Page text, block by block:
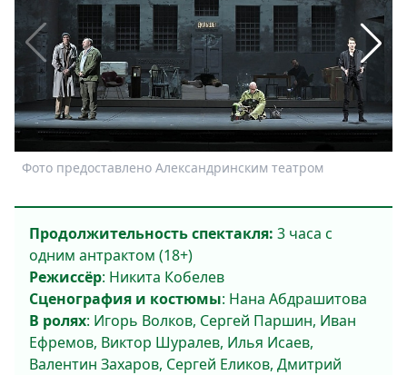
Стримы
Спецпроекты
Звезды
Выборы
2026
Скачай
Metro
Фото предоставлено Александринским театром
Продолжительность спектакля: 3 часа с
одним антрактом (18+)
Режиссёр: Никита Кобелев
Сценография и костюмы: Нана Абдрашитова
В ролях: Игорь Волков, Сергей Паршин, Иван
Ефремов, Виктор Шуралев, Илья Исаев,
Валентин Захаров, Сергей Еликов, Дмитрий